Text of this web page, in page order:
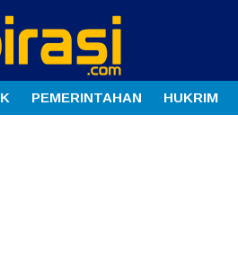
PEMERINTAHAN HUKRIM